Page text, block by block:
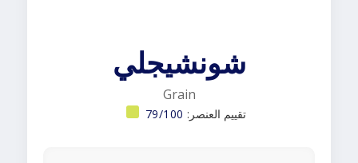
شونشيجلي
Grain
تقييم العنصر: 79/100